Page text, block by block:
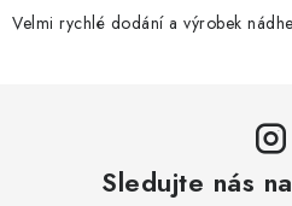
Velmi rychlé dodání a výrobek
Sledujte nás